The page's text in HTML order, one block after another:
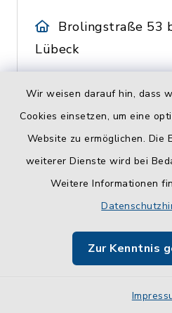
Wir weisen darauf hin, dass
Cookies einsetzen, um eine
Website zu ermöglichen. Die
weiterer Dienste wird bei
Weitere Informationen
Zur Kenntnis
Brolingstraße 53
Lübeck
Holstein
0451 30090-406
Hegering